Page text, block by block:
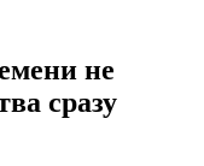
не
сразу